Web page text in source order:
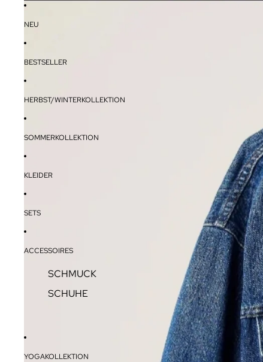
NEU
BESTSELLER
HERBST/WINTERKOLLEKTION
SOMMERKOLLEKTION
KLEIDER
SETS
ACCESSOIRES
SCHMUCK
SCHUHE
YOGAKOLLEKTION